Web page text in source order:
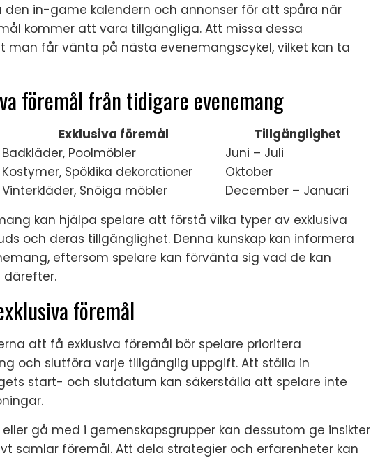
den in-game kalendern och annonser för att spåra när
kommer att vara tillgängliga. Att missa dessa
man får vänta på nästa evenemangscykel, vilket kan ta
föremål från tidigare evenemang
Exklusiva föremål
Tillgänglighet
Badkläder, Poolmöbler
Juni – Juli
Kostymer, Spöklika dekorationer
Oktober
Vinterkläder, Snöiga möbler
December – Januari
kan hjälpa spelare att förstå vilka typer av exklusiva
och deras tillgänglighet. Denna kunskap kan informera
eftersom spelare kan förvänta sig vad de kan
därefter.
föremål
att få exklusiva föremål bör spelare prioritera
och slutföra varje tillgänglig uppgift. Att ställa in
start- och slutdatum kan säkerställa att spelare inte
gå med i gemenskapsgrupper kan dessutom ge insikter
samlar föremål. Att dela strategier och erfarenheter kan